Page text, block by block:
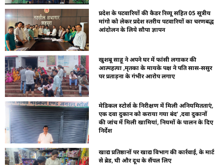
प्रदेश के पटवारियों की कैडर रिव्यू सहित 05 सूत्रीय
मांगो को लेकर प्रदेश स्तरीय पटवारियों का चरणबद्ध
आंदोलन के लिये सौपा ज्ञापन
खुशबू साहू ने अपने घर में फांसी लगाकर की
आत्महत्या ,मृतका के मायके पक्ष ने पति सास-ससुर
पर प्रताड़ना के गंभीर आरोप लगाए
मेडिकल स्टोर्स के निरीक्षण में मिली अनियमितताएं,
एक दवा दुकान को कराया गया बंद’ ,दवा दुकानों
की जांच में मिली खामियां, नियमों के पालन के दिए
निर्देश
खाद्य प्रतिष्ठानों पर खाद्य विभाग की कार्रवाई, के मार्ट
से ब्रेड, घी और दूध के सैंपल लिए